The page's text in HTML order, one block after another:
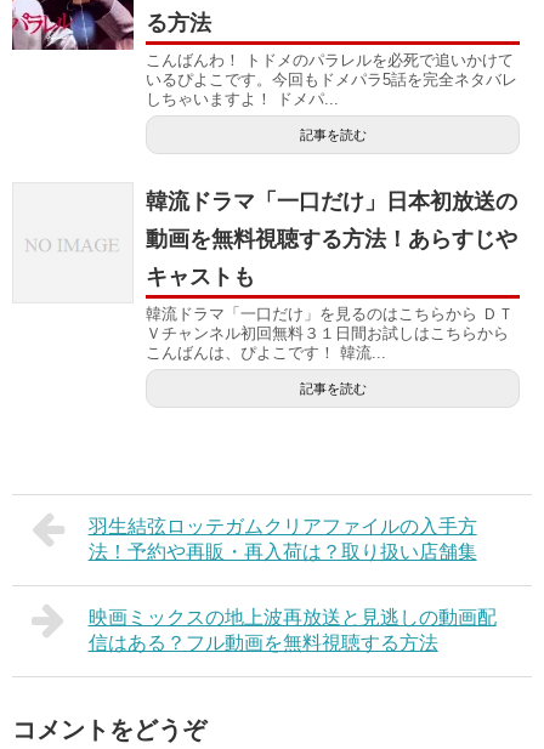
る方法
こんばんわ！ トドメのパラレルを必死で追いかけて
いるぴよこです。今回もドメパラ5話を完全ネタバレ
しちゃいますよ！ ドメパ...
記事を読む
韓流ドラマ「一口だけ」日本初放送の
動画を無料視聴する方法！あらすじや
キャストも
韓流ドラマ「一口だけ」を見るのはこちらから ＤＴ
Ｖチャンネル初回無料３１日間お試しはこちらから
こんばんは、ぴよこです！ 韓流...
記事を読む
羽生結弦ロッテガムクリアファイルの入手方
法！予約や再販・再入荷は？取り扱い店舗集
映画ミックスの地上波再放送と見逃しの動画配
信はある？フル動画を無料視聴する方法
コメントをどうぞ